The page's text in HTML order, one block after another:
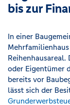
bis zur
In einer
oder Eigentümer
bereits vor
lässt sich der